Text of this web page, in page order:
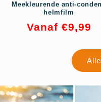
Meekleurende anti-
helmfilm
Normale
Vanaf €9,99